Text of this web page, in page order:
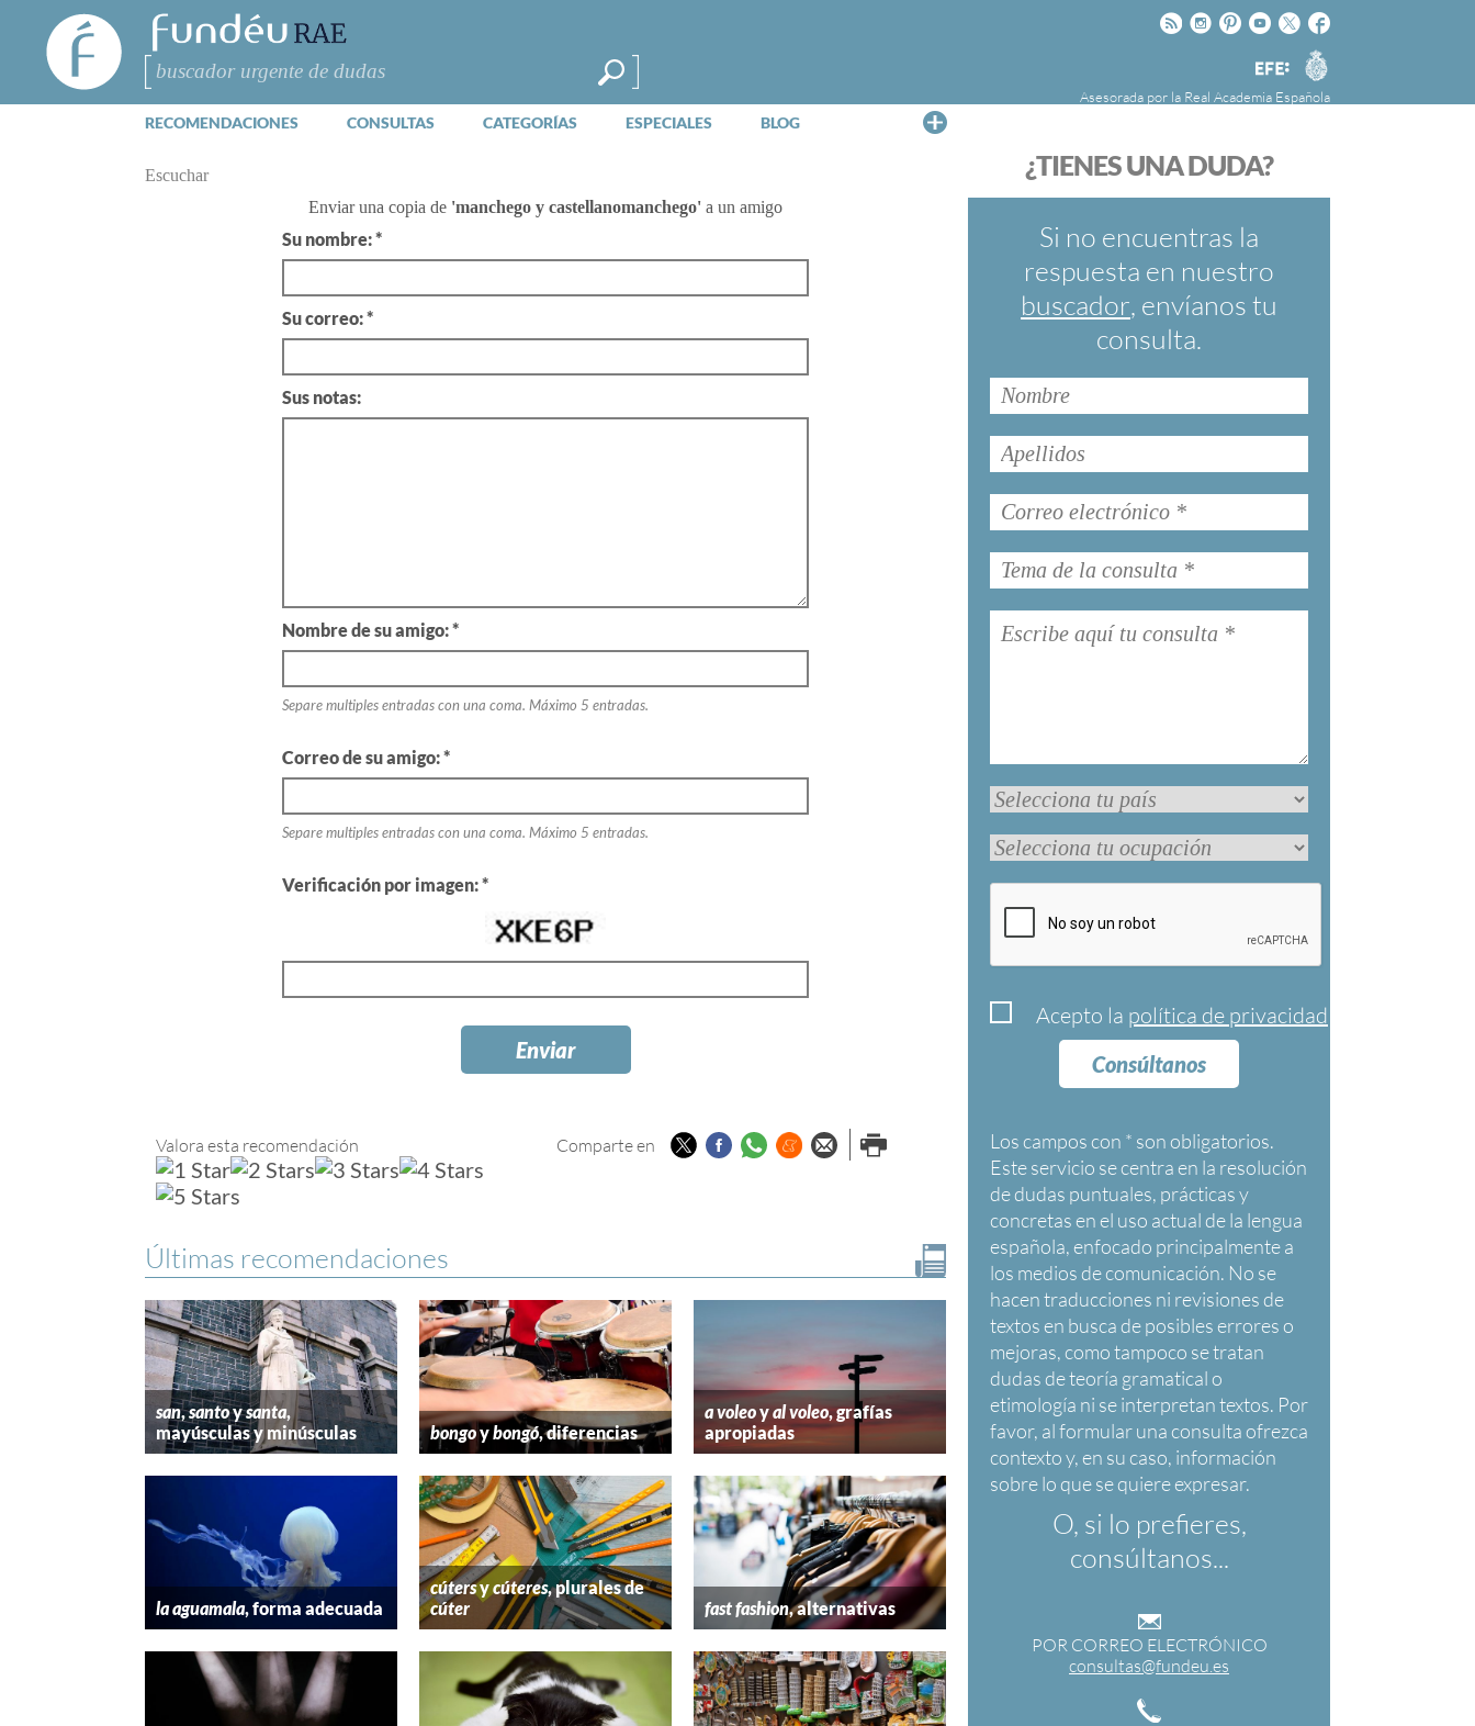
FundéuRAE
- Fundación
del Español
Urgente
Buscar
Facebook
Twitter
Youtube
Pinteres
Instagram
Rss
Agencia
EFE
Asesorada por la Real Academia Española
RECOMENDACIONES CONSULTAS CATEGORÍAS ESPECIALES BLOG
FundéuRAE es una fundación patrocinada por
cuyo objetivo es colaborar con el buen uso del
español en los medios de comunicación y en
Internet.
¿TIENES UNA DUDA?
Si no encuentras la
respuesta en nuestro
buscador, envíanos tu
consulta.
Acepto la política de privacidad
Consúltanos
Los campos con * son obligatorios
O, si lo prefieres,
consúltanos...
POR CORREO ELECTRÓNICO
consultas@fundeu.es
Escuchar
Enviar una copia de 'manchego y castellanomanchego' a un amigo
Su nombre: *
Su correo: *
Sus notas:
Nombre de su amigo: *
Separe multiples entradas con una coma. Máximo 5 entradas.
Correo de su amigo: *
Separe multiples entradas con una coma. Máximo 5 entradas.
Verificación por imagen: *
Valora esta recomendación Comparte en TwitterFacebook
Whatsapp
Menéame
Enviar porImprimir
Últimas recomendaciones
san,santoysanta,
mayúsculas y minúsculas
bongoybongó, diferencias
a voleoyal voleo, grafías
apropiadas
la aguamala, forma adecuada
cútersycúteres, plurales de
cúter
fast fashion, alternativas